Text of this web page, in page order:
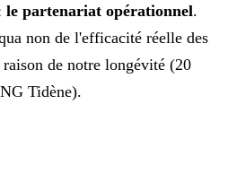
le partenariat opérationnel.
non de l'efficacité réelle des
de notre longévité (20
Tidène).